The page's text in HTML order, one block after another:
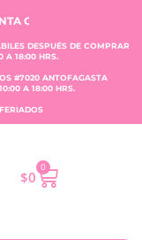
CLAUDIA TOBAR E.I.R.L.
DESPUÉS DE COMPRAR
A 18:00 HRS.
#7020 ANTOFAGASTA
A 18:00 HRS.
$0
0